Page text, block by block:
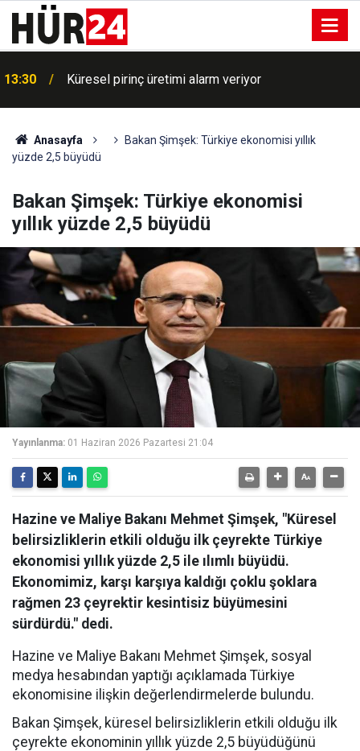
13:30 Küresel pirinç üretimi alarm veriyor
Anasayfa
Bakan Şimşek: Türkiye ekonomisi yıllık
yüzde 2,5 büyüdü
Bakan Şimşek: Türkiye ekonomisi
yıllık yüzde 2,5 büyüdü
Yayınlanma: 01 Haziran 2026 Pazartesi 21:04
Hazine ve Maliye Bakanı Mehmet Şimşek, "Küresel
belirsizliklerin etkili olduğu ilk çeyrekte Türkiye
ekonomisi yıllık yüzde 2,5 ile ılımlı büyüdü.
Ekonomimiz, karşı karşıya kaldığı çoklu şoklara
rağmen 23 çeyrektir kesintisiz büyümesini
sürdürdü." dedi.
Hazine ve Maliye Bakanı Mehmet Şimşek, sosyal
medya hesabından yaptığı açıklamada Türkiye
ekonomisine ilişkin değerlendirmelerde bulundu.
Bakan Şimşek, küresel belirsizliklerin etkili olduğu ilk
çeyrekte ekonominin yıllık yüzde 2,5 büyüdüğünü